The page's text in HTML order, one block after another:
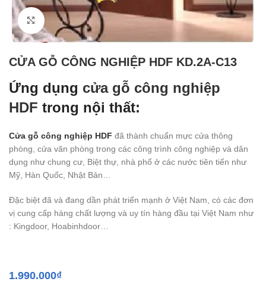
Click to enlarge
CỬA GỖ CÔNG NGHIỆP HDF KD.2A-C13
Ứng dụng cửa gỗ công nghiệp
HDF trong nội thất:
Cửa gỗ công nghiệp HDF đã thành chuẩn mực cửa thông
phòng, cửa văn phòng trong các công trình công nghiệp và dân
dụng như chung cư, Biệt thự, nhà phố ở các nước tiên tiến như
Mỹ, Hàn Quốc, Nhật Bản…
Đặc biệt đã và đang dần phát triển mạnh ở Việt Nam, có các đơn
vị cung cấp hàng chất lượng và uy tín hàng đầu tại Việt Nam như
: Kingdoor, Hoabinhdoor…
1.990.000₫